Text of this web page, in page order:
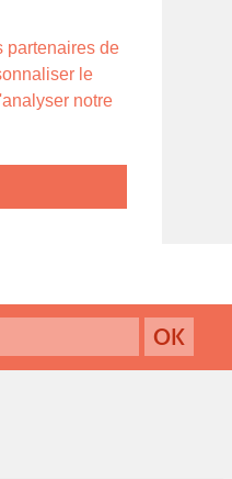
partenaires de
le
notre